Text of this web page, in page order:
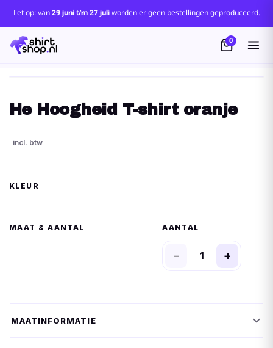
Let op: van29 juni t/m 27 juliworden er geen bestellingen geproduceerd.
0
He Hoogheid T-shirt oranje
MAAT
− +
MAATINFORMATIE